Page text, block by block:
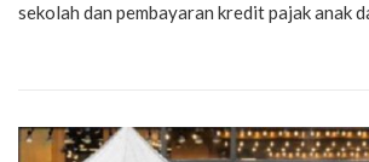
sekolah dan pembayaran kredit pajak anak